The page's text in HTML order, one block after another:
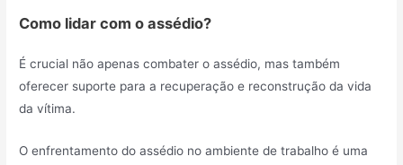
Como lidar com o assédio?
É crucial não apenas combater o assédio, mas também
oferecer suporte para a recuperação e reconstrução da vida
da vítima.
O enfrentamento do assédio no ambiente de trabalho é uma